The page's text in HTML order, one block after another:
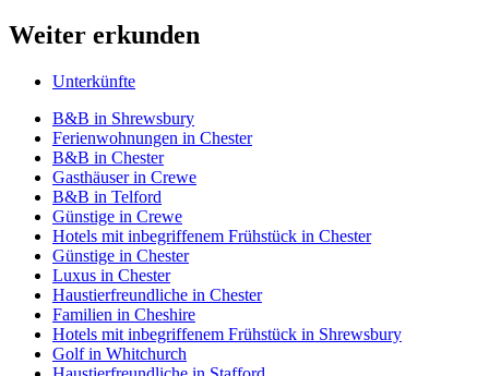
Weiter erkunden
Unterkünfte
B&B in Shrewsbury
Ferienwohnungen in Chester
B&B in Chester
Gasthäuser in Crewe
B&B in Telford
Günstige in Crewe
Hotels mit inbegriffenem Frühstück in Chester
Günstige in Chester
Luxus in Chester
Haustierfreundliche in Chester
Familien in Cheshire
Hotels mit inbegriffenem Frühstück in Shrewsbury
Golf in Whitchurch